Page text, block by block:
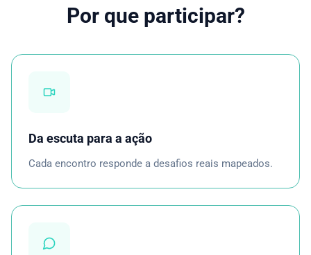
Por que participar?
Da escuta para a ação
Cada encontro responde a desafios reais mapeados.